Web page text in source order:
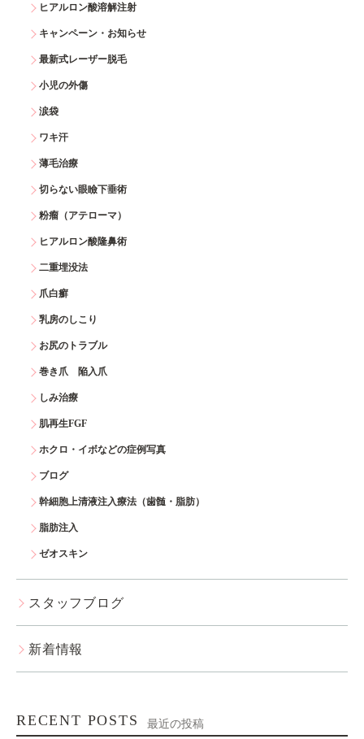
ヒアルロン酸溶解注射
キャンペーン・お知らせ
最新式レーザー脱毛
小児の外傷
涙袋
ワキ汗
薄毛治療
切らない眼瞼下垂術
粉瘤（アテローマ）
ヒアルロン酸隆鼻術
二重埋没法
爪白癬
乳房のしこり
お尻のトラブル
巻き爪 陥入爪
しみ治療
肌再生FGF
ホクロ・イボなどの症例写真
ブログ
幹細胞上清液注入療法（歯髄・脂肪）
脂肪注入
ゼオスキン
スタッフブログ
新着情報
RECENT POSTS 最近の投稿